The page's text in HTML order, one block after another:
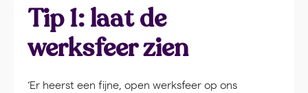
Tip 1: laat de
werksfeer zien
‘Er heerst een fijne, open werksfeer op ons